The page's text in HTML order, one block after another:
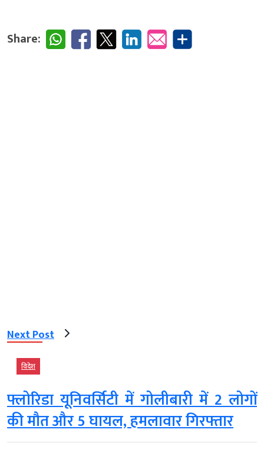
Share:
Next Post
विदेश
फ्लोरिडा यूनिवर्सिटी में गोलीबारी में 2 लोगों
की मौत और 5 घायल, हमलावार गिरफ्तार